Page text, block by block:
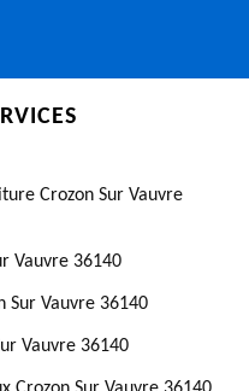
Crozon Sur Vauvre
Vauvre 36140
Sur Vauvre 36140
Vauvre 36140